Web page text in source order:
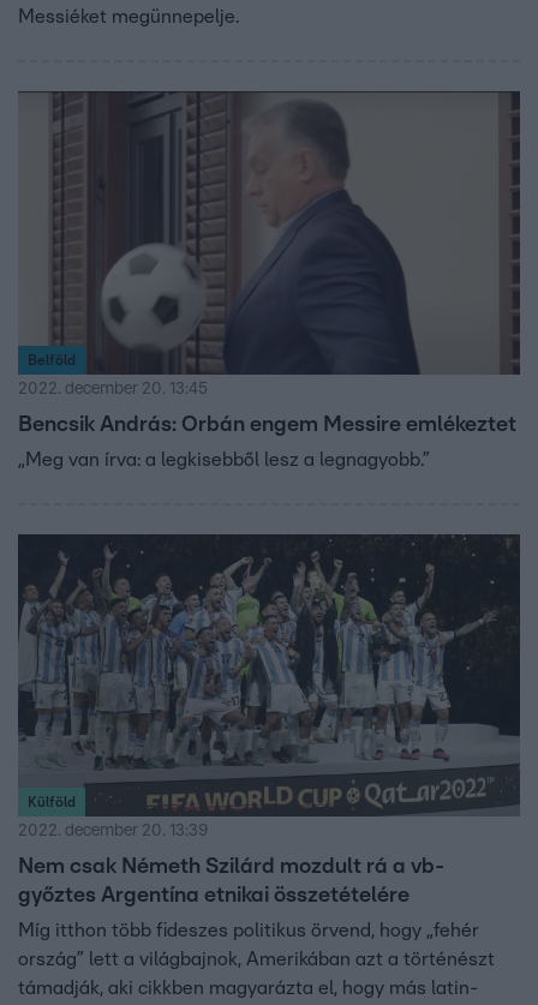
Messiéket megünnepelje.
Belföld
2022. december 20. 13:45
Bencsik András: Orbán engem Messire emlékeztet
„Meg van írva: a legkisebből lesz a legnagyobb.”
Külföld
2022. december 20. 13:39
Nem csak Németh Szilárd mozdult rá a vb-
győztes Argentína etnikai összetételére
Míg itthon több fideszes politikus örvend, hogy „fehér
ország” lett a világbajnok, Amerikában azt a történészt
támadják, aki cikkben magyarázta el, hogy más latin-